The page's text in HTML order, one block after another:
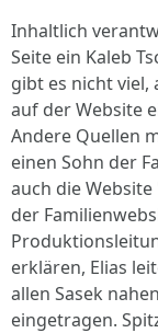
Inhaltlich
Seite ein Kaleb
gibt es nicht viel,
auf der Website
Andere Quellen
einen Sohn der
auch die
der
erklären, Elias
allen Sasek
eingetragen.